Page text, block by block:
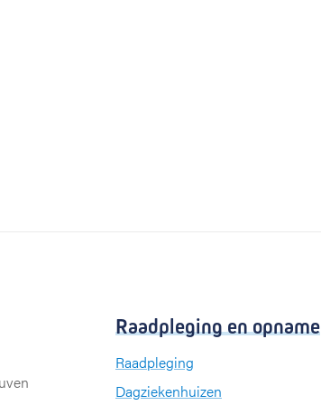
Raadpleging en opname
Raadpleging
Dagziekenhuizen